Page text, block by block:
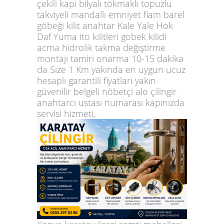
çekili kapi bilyalı tokmaklı topuzlu
takviyeli mandallı emniyet fiam barel
göbeği kilit anahtar Kale Yale Hok
Daf Yuma ito kilitleri gobek kilidi
acma hidrolik takma değiştirme
montajı tamiri onarma 10-15 dakika
da Size 1 Km yakında en uygun ucuz
hesaplı garantili fiyatları yakın
güvenilir belgeli nöbetçi alo çilingir
anahtarcı ustası numarası kapınızda
servisi hizmeti,